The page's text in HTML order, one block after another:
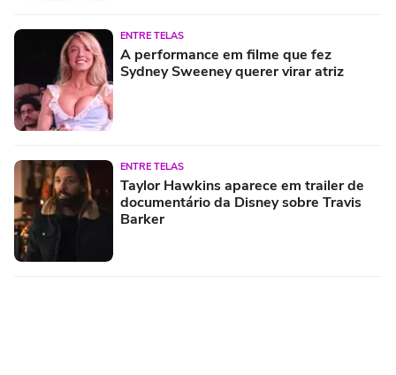
ENTRE TELAS
A performance em filme que fez
Sydney Sweeney querer virar atriz
ENTRE TELAS
Taylor Hawkins aparece em trailer de
documentário da Disney sobre Travis
Barker